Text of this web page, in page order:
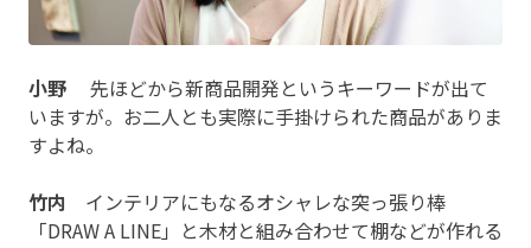
小野 先ほどから新商品開発というキーワードが出て
いますが。お二人とも実際に手掛けられた商品がありま
すよね。
竹内 インテリアにもなるオシャレな突っ張り棒
「DRAW A LINE」と木材と組み合わせて棚などが作れる